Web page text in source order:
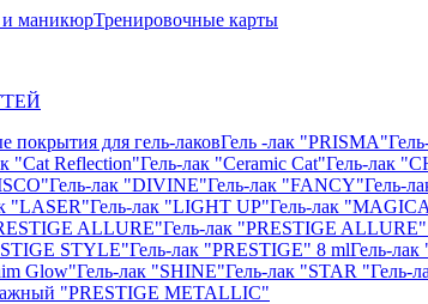
и маникюрТренировочные карты
покрытия для гель-лаковГель -лак "PRISMA"
"Cat Reflection"Гель-лак "Ceramic Cat"Гель-лак
Гель-лак "DIVINE"Гель-лак "FANCY"Гель-
"LASER"Гель-лак "LIGHT UP"Гель-лак
ALLURE"Гель-лак "PRESTIGE
STYLE"Гель-лак "PRESTIGE" 8 mlГель-
Glow"Гель-лак "SHINE"Гель-лак "STAR "Гель-
"PRESTIGE METALLIC"